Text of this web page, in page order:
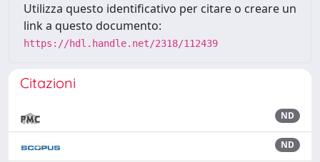
Utilizza questo identificativo per citare o creare un
link a questo documento:
https://hdl.handle.net/2318/112439
Citazioni
ND
ND